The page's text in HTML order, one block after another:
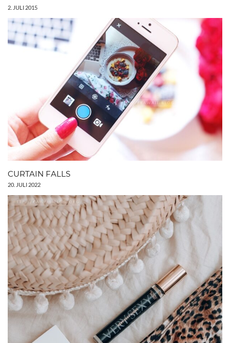
2. JULI 2015
CURTAIN FALLS
20. JULI 2022